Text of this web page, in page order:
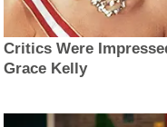
Critics Were
Grace Kelly